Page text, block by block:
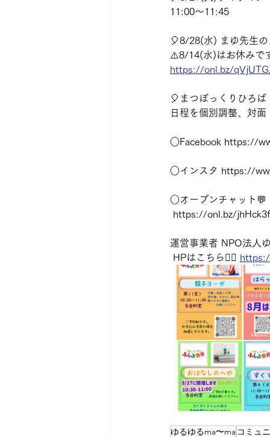
11:00〜11:45
🎈8/28(水) まゆ先生
⚠️8/14(水)はお休みで
https://onl.bz/
🎈まつぼっくりひろば
日程を個別調整、対
○Facebook https://
○インスタ https://
○オープンチャット💬
https://onl.bz/
運営事業者 NPO法人
HPはこちら💁‍♀️
ゆるゆるma〜ma コミュ